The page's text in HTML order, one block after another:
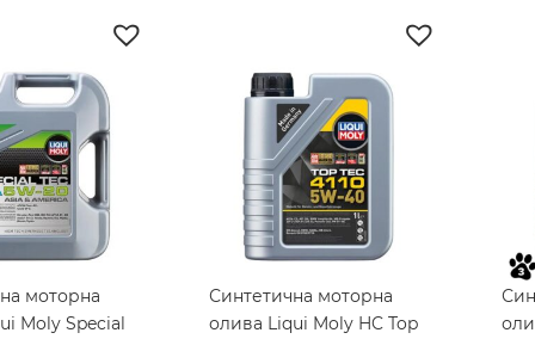
моторна
Moly Special
Синтетична моторна
олива Liqui Moly HC Top